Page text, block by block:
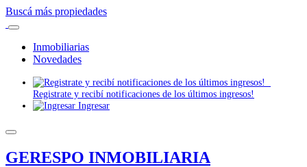
Buscá más propiedades
Inmobiliarias
Novedades
Registrate y recibí notificaciones de los últimos ingresos!
Ingresar
GERESPO INMOBILIARIA